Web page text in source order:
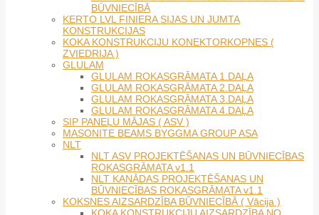
BŪVNIECĪBĀ
KERTO LVL FINIERA SIJAS UN JUMTA
KONSTRUKCIJAS
KOKA KONSTRUKCIJU KONEKTORKOPNES (
ZVIEDRIJA )
GLULAM
GLULAM ROKASGRĀMATA 1.DAĻA
GLULAM ROKASGRĀMATA 2.DAĻA
GLULAM ROKASGRĀMATA 3.DAĻA
GLULAM ROKASGRĀMATA 4.DAĻA
SIP PANEĻU MĀJAS ( ASV )
MASONITE BEAMS BYGGMA GROUP ASA
NLT
NLT ASV PROJEKTĒŠANAS UN BŪVNIECĪBAS
ROKASGRĀMATA v1.1
NLT KANĀDAS PROJEKTĒŠANAS UN
BŪVNIECĪBAS ROKASGRĀMATA v1.1
KOKSNES AIZSARDZĪBA BŪVNIECĪBĀ ( Vācija )